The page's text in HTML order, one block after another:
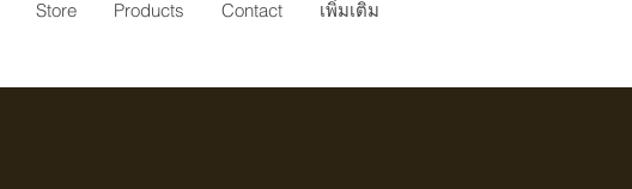
Store Products Contact เพิ่มเติม